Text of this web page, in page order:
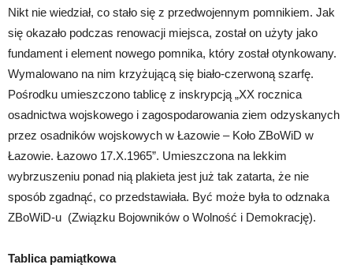
Nikt nie wiedział, co stało się z przedwojennym pomnikiem. Jak
się okazało podczas renowacji miejsca, został on użyty jako
fundament i element nowego pomnika, który został otynkowany.
Wymalowano na nim krzyżującą się biało-czerwoną szarfę.
Pośrodku umieszczono tablicę z inskrypcją „XX rocznica
osadnictwa wojskowego i zagospodarowania ziem odzyskanych
przez osadników wojskowych w Łazowie – Koło ZBoWiD w
Łazowie. Łazowo 17.X.1965”. Umieszczona na lekkim
wybrzuszeniu ponad nią plakieta jest już tak zatarta, że nie
sposób zgadnąć, co przedstawiała. Być może była to odznaka
ZBoWiD-u (Związku Bojowników o Wolność i Demokrację).
Tablica pamiątkowa